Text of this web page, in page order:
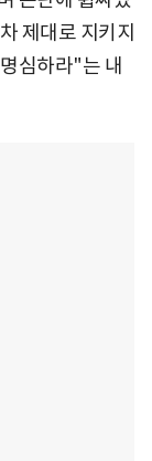
제대로 지키지
심하라"는 내